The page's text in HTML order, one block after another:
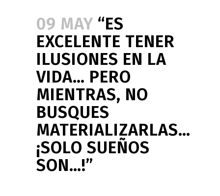
09 MAY “ES
EXCELENTE TENER
ILUSIONES EN LA
VIDA… PERO
MIENTRAS, NO
BUSQUES
MATERIALIZARLAS…
¡SOLO SUEÑOS
SON…!”